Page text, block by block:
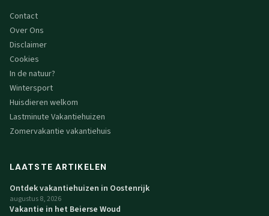
Contact
Over Ons
Disclaimer
Cookies
In de natuur?
Wintersport
Huisdieren welkom
Lastminute Vakantiehuizen
Zomervakantie vakantiehuis
LAATSTE ARTIKELEN
Ontdek vakantiehuizen in Oostenrijk
augustus 8, 2026
Vakantie in het Beierse Woud